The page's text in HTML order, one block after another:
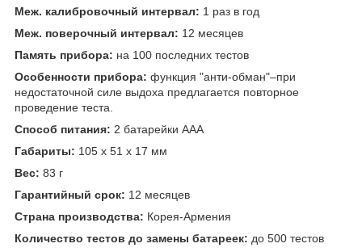
Меж. калибровочный интервал: 1 раз в год
Меж. поверочный интервал: 12 месяцев
Память прибора: на 100 последних тестов
Особенности прибора: функция "анти-обман"–при
недостаточной силе выдоха предлагается повторное
проведение теста.
Способ питания: 2 батарейки ААА
Габариты: 105 x 51 x 17 мм
Вес: 83 г
Гарантийный срок: 12 месяцев
Страна производства: Корея-Армения
Количество тестов до замены батареек: до 500 тестов